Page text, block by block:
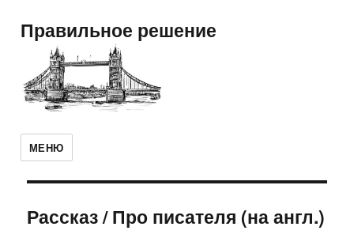
Правильное решение
МЕНЮ
Рассказ/Про писателя (на англ.)